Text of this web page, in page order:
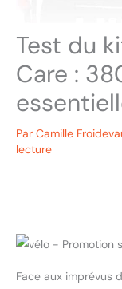
Test du
Care :
Par Camille
lecture
Face aux imprévus